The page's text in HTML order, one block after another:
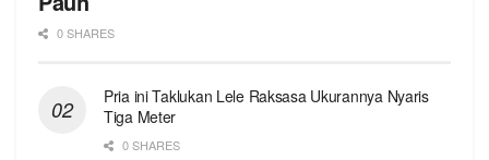
0 SHARES
Pria ini Taklukan Lele Raksasa Ukurannya Nyaris
Tiga Meter
0 SHARES